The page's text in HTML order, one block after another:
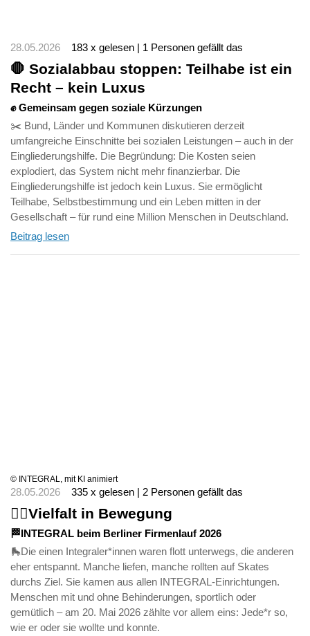
28.05.2026 183 x gelesen | 1 Personen gefällt das
🛑 Sozialabbau stoppen: Teilhabe ist ein
Recht – kein Luxus
✊ Gemeinsam gegen soziale Kürzungen
✂️ Bund, Länder und Kommunen diskutieren derzeit
umfangreiche Einschnitte bei sozialen Leistungen – auch in der
Eingliederungshilfe. Die Begründung: Die Kosten seien
explodiert, das System nicht mehr finanzierbar. Die
Eingliederungshilfe ist jedoch kein Luxus. Sie ermöglicht
Teilhabe, Selbstbestimmung und ein Leben mitten in der
Gesellschaft – für rund eine Million Menschen in Deutschland.
Beitrag lesen
© INTEGRAL, mit KI animiert
28.05.2026 335 x gelesen | 2 Personen gefällt das
🏃‍♀️Vielfalt in Bewegung
🏁INTEGRAL beim Berliner Firmenlauf 2026
🛼Die einen Integraler*innen waren flott unterwegs, die anderen
eher entspannt. Manche liefen, manche rollten auf Skates
durchs Ziel. Sie kamen aus allen INTEGRAL-Einrichtungen.
Menschen mit und ohne Behinderungen, sportlich oder
gemütlich – am 20. Mai 2026 zählte vor allem eins: Jede*r so,
wie er oder sie wollte und konnte.